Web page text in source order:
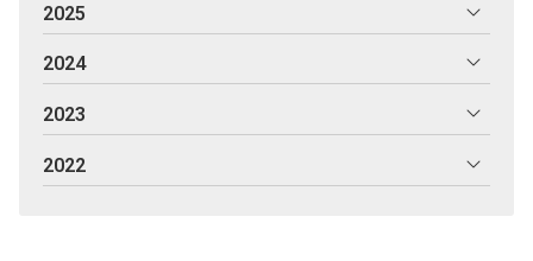
2025
2024
2023
2022